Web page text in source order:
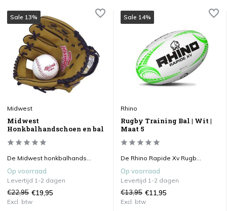
Sale 13%
Midwest
Midwest
Honkbalhandschoen en bal
De Midwest honkbalhands...
Op voorraad
Levertijd 1-2 dagen
€22,95 €19,95
Excl. btw
Sale 14%
Rhino
Rugby Training Bal | Wit |
Maat 5
De Rhino Rapide Xv Rugb...
Op voorraad
Levertijd 1-2 dagen
€13,95 €11,95
Excl. btw